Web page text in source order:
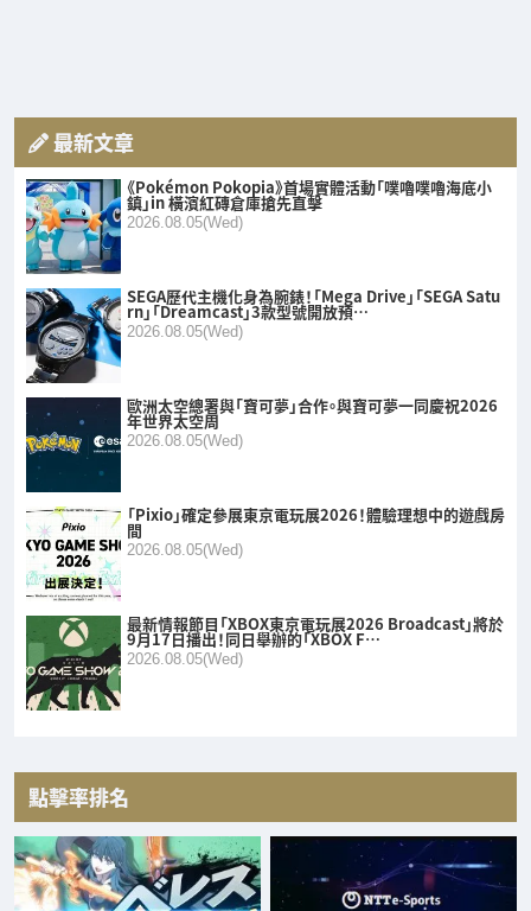
最新文章
《Pokémon Pokopia》首場實體活動「噗嚕噗嚕海底小
鎮」in 橫濱紅磚倉庫搶先直擊
2026.08.05(Wed)
SEGA歷代主機化身為腕錶！「Mega Drive」「SEGA Satu
rn」「Dreamcast」3款型號開放預…
2026.08.05(Wed)
歐洲太空總署與「寶可夢」合作。與寶可夢一同慶祝2026
年世界太空周
2026.08.05(Wed)
「Pixio」確定參展東京電玩展2026！體驗理想中的遊戲房
間
2026.08.05(Wed)
最新情報節目「XBOX東京電玩展2026 Broadcast」將於
9月17日播出！同日舉辦的「XBOX F…
2026.08.05(Wed)
點擊率排名